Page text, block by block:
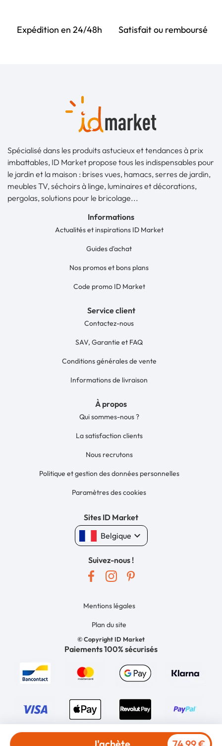
Expédition en 24/48h Satisfait ou remboursé
Spécialisé dans les produits astucieux et tendances à prix
imbattables, ID Market propose tous les indispensables pour
le jardin et la maison : brises vues, hamacs, serres de jardin,
meubles TV, séchoirs à linge, luminaires et décorations,
pergolas, solutions pour le bricolage...
Informations
Actualités et inspirations ID Market
Guides d'achat
Nos promos et bons plans
Code promo ID Market
Service client
Contactez-nous
SAV, Garantie et FAQ
Conditions générales de vente
Informations de livraison
À propos
Qui sommes-nous ?
La satisfaction clients
Nous recrutons
Politique et gestion des données personnelles
Paramètres des cookies
Sites ID Market
Belgique keyboard_arrow_down
Suivez-nous !
© Copyright ID Market
Mentions légales
Plan du site
Paiements 100% sécurisés